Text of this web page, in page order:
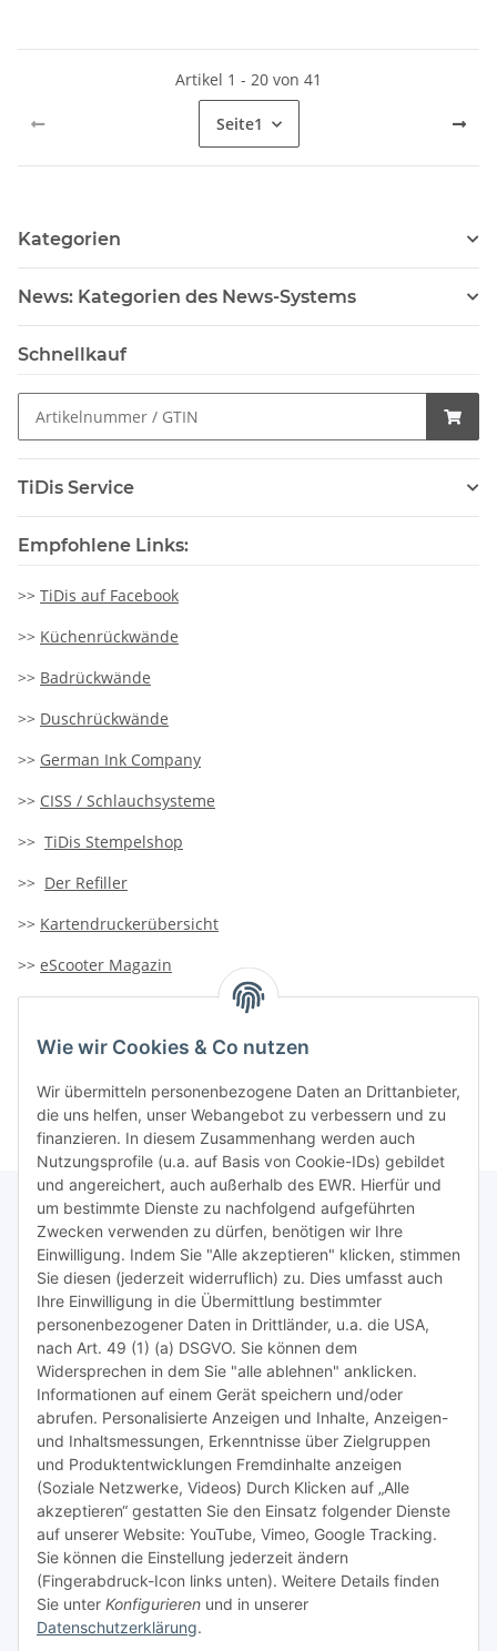
Artikel 1 - 20 von 41
Seite1
Kategorien
News: Kategorien des News-Systems
Schnellkauf
TiDis Service
Empfohlene Links:
>> TiDis auf Facebook
>> Küchenrückwände
>> Badrückwände
>> Duschrückwände
>> German Ink Company
>> CISS / Schlauchsysteme
>> TiDis Stempelshop
>> Der Refiller
>> Kartendruckerübersicht
>> eScooter Magazin
>>Containersucher
>>Goldinfoseite
TiDis Lizenzsystem
Meist besuchte Seiten:
Tipps & Tricks rund um Sublimation
TiDis Videos auf Youtube
Nachfüllpreise für Druckerpatronen
Refillservice Patronen verpacken
TiDis Druckerwerkstatt
TiDis PC & Notebookwerkstatt
TiDis eScooter Werkstatt
Wie wir Cookies & Co nutzen
Wir übermitteln personenbezogene Daten an Drittanbieter,
die uns helfen, unser Webangebot zu verbessern und zu
finanzieren. In diesem Zusammenhang werden auch
Nutzungsprofile (u.a. auf Basis von Cookie-IDs) gebildet
und angereichert, auch außerhalb des EWR. Hierfür und
um bestimmte Dienste zu nachfolgend aufgeführten
Zwecken verwenden zu dürfen, benötigen wir Ihre
Einwilligung. Indem Sie "Alle akzeptieren" klicken, stimmen
Sie diesen (jederzeit widerruflich) zu. Dies umfasst auch
Ihre Einwilligung in die Übermittlung bestimmter
personenbezogener Daten in Drittländer, u.a. die USA,
nach Art. 49 (1) (a) DSGVO. Sie können dem
Widersprechen in dem Sie "alle ablehnen" anklicken.
Informationen auf einem Gerät speichern und/oder
abrufen. Personalisierte Anzeigen und Inhalte, Anzeigen-
und Inhaltsmessungen, Erkenntnisse über Zielgruppen
und Produktentwicklungen Fremdinhalte anzeigen
(Soziale Netzwerke, Videos) Durch Klicken auf „Alle
akzeptieren“ gestatten Sie den Einsatz folgender Dienste
auf unserer Website: YouTube, Vimeo, Google Tracking.
Sie können die Einstellung jederzeit ändern
(Fingerabdruck-Icon links unten). Weitere Details finden
Sie unter Konfigurieren und in unserer
Datenschutzerklärung.